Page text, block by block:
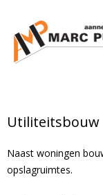
Utiliteitsbouw
Naast woningen
opslagruimtes.